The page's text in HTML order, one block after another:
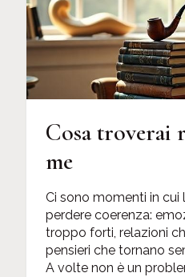
Cosa troverai
me
Ci sono momenti in cui
perdere coerenza:
troppo forti, relazioni
pensieri che tornano
A volte non è un